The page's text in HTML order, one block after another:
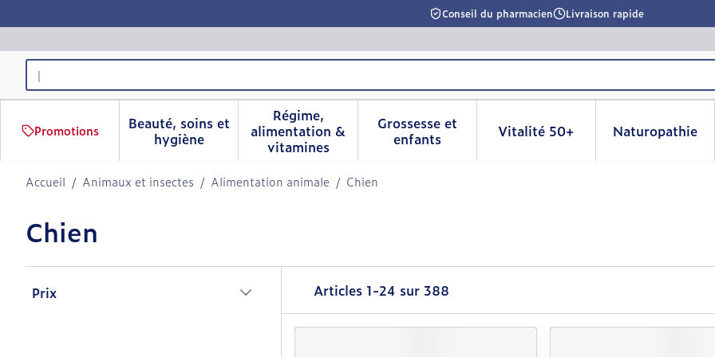
Conseil du pharmacien Livraison rapide
Rechercher
Promotions
Beauté, soins et
hygièneAfficher le sous-menu pour la catégorie Beauté, soins et hygiène
Régime,
alimentation &
vitaminesAfficher le sous-menu pour la catégorie Régime, alimentation &
Grossesse et
enfantsAfficher le sous-menu pour la catégorie
Vitalité 50+Afficher le sous-menu pour
Naturopathie
Afficher
Accueil / Animaux et insectes / Alimentation animale / Chien
Chien
Prix
Articles 1-24 sur 388